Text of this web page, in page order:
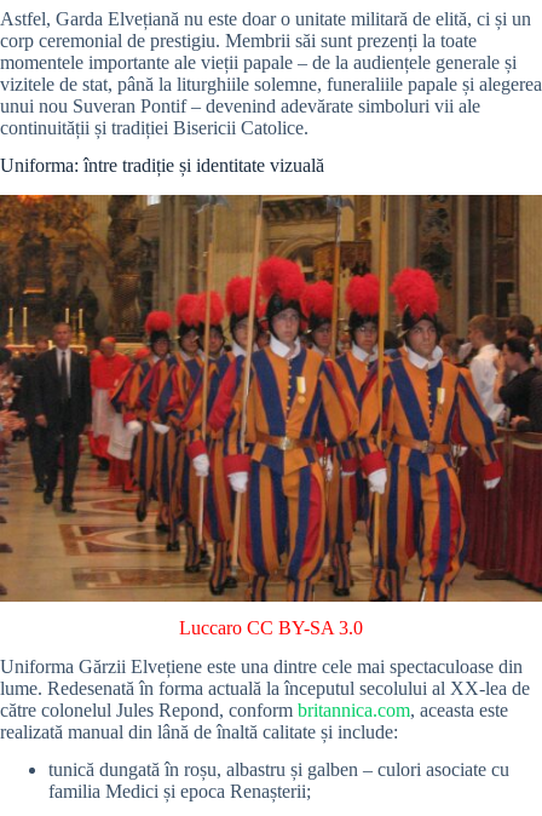
Astfel, Garda Elvețiană nu este doar o unitate militară de elită, ci și un
corp ceremonial de prestigiu. Membrii săi sunt prezenți la toate
momentele importante ale vieții papale – de la audiențele generale și
vizitele de stat, până la liturghiile solemne, funeraliile papale și alegerea
unui nou Suveran Pontif – devenind adevărate simboluri vii ale
continuității și tradiției Bisericii Catolice.
Uniforma: între tradiție și identitate vizuală
Luccaro CC BY-SA 3.0
Uniforma Gărzii Elvețiene este una dintre cele mai spectaculoase din
lume. Redesenată în forma actuală la începutul secolului al XX-lea de
către colonelul Jules Repond, conform britannica.com, aceasta este
realizată manual din lână de înaltă calitate și include:
tunică dungată în roșu, albastru și galben – culori asociate cu
familia Medici și epoca Renașterii;